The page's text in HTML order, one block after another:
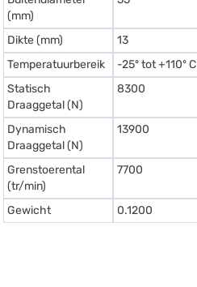
(mm)
Dikte (mm)
13
Temperatuurbereik
-25º tot +110º C
Statisch
Draaggetal (N)
8300
Dynamisch
Draaggetal (N)
13900
Grenstoerental
(tr/min)
7700
Gewicht 0.1200